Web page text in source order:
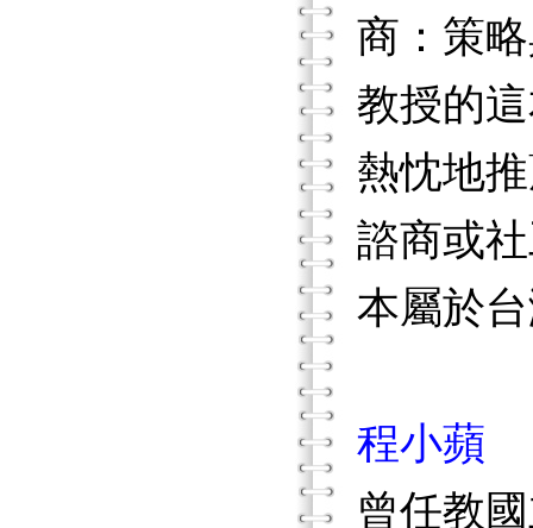
商：策
教授的
熱忱地
諮商或
本屬於
程小蘋
曾任教